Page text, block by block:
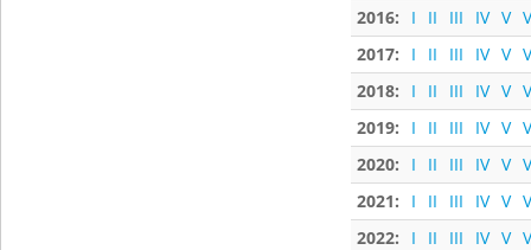
2016:
I II III IV V
2017:
I II III IV V
2018:
I II III IV V
2019:
I II III IV V
2020:
I II III IV V
2021:
I II III IV V
2022:
I II III IV V